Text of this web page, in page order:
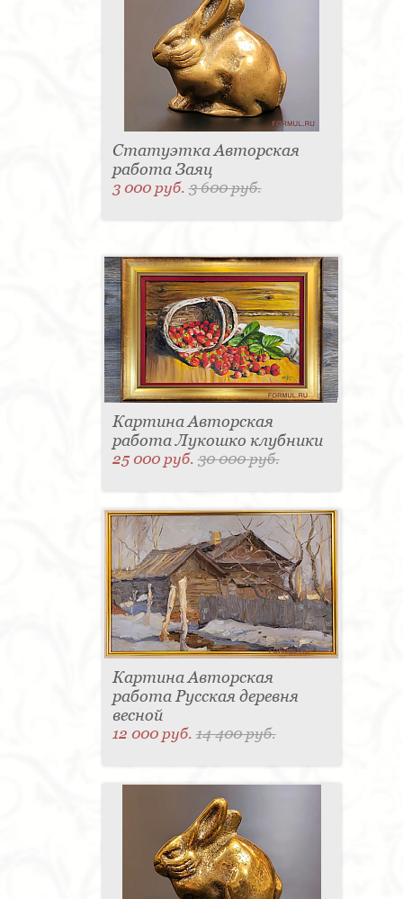
Статуэтка Авторская
работа Заяц
3 000 руб.3 600 руб.
Картина Авторская
работа Лукошко клубники
25 000 руб.30 000 руб.
Картина Авторская
работа Русская деревня
весной
12 000 руб.14 400 руб.